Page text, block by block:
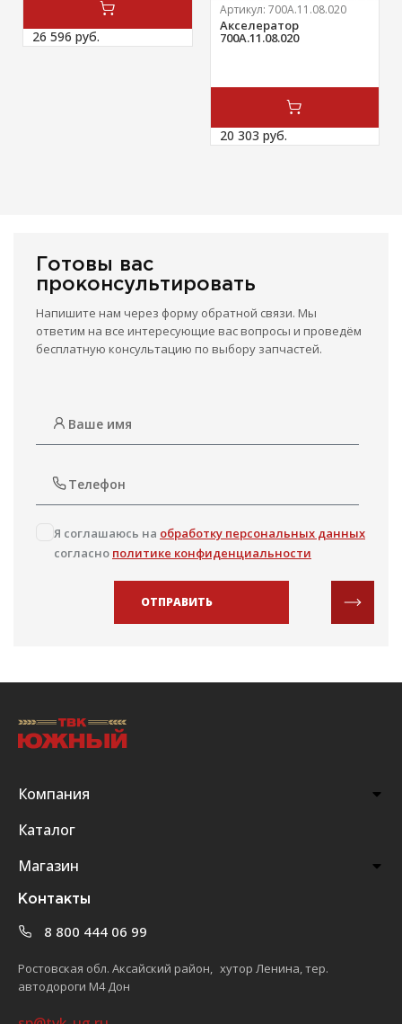
26 596 руб.
Артикул: 700А.11.08.020
Акселератор
700А.11.08.020
20 303 руб.
Готовы вас
проконсультировать
Напишите нам через форму обратной связи. Мы
ответим на все интересующие вас вопросы и проведём
бесплатную консультацию по выбору запчастей.
Я соглашаюсь на обработку персональных данных
согласно политике конфиденциальности
ОТПРАВИТЬ
Компания
Каталог
Магазин
Контакты
8 800 444 06 99
Ростовская обл. Аксайский район, хутор Ленина, тер.
автодороги М4 Дон